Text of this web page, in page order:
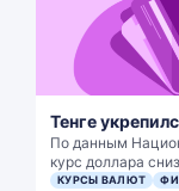
Тенге
По данным
курс доллара
КУРСЫ ВАЛЮТ